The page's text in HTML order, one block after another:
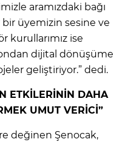
aramızdaki bağı
bir üyemizin sesine ve
kurullarımız ise
dijital dönüşüme
geliştiriyor.” dedi.
ETKİLERİNİN DAHA
UMUT VERİCİ”
değinen Şenocak,